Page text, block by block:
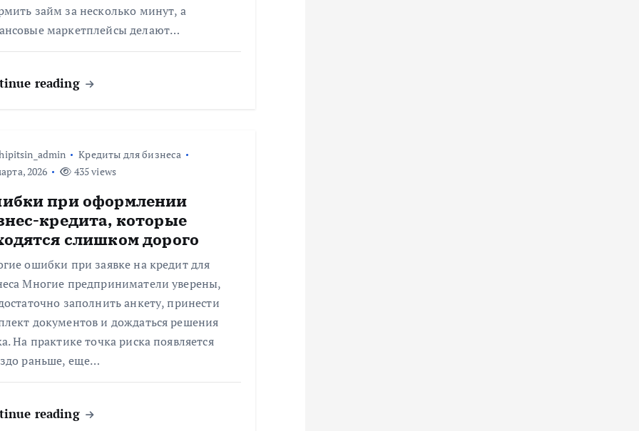
займ за несколько минут, а
маркетплейсы делают…
reading
Кредиты для бизнеса
2026
435 views
при оформлении
кредита, которые
слишком дорого
ошибки при заявке на кредит для
Многие предприниматели уверены,
заполнить анкету, принести
документов и дождаться решения
На практике точка риска появляется
раньше, еще…
reading